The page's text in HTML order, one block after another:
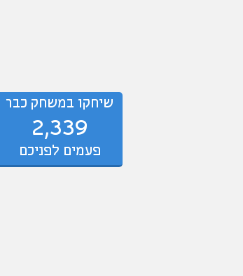
שיחקו במשחק כבר
2,339
פעמים לפניכם